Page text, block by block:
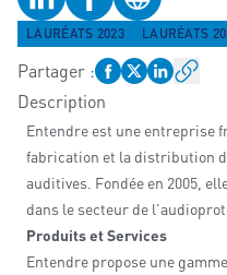
LAURÉATS 2023 LAURÉATS
Partager :
Description
Entendre est une entreprise
fabrication et la distribution
auditives. Fondée en 2005,
dans le secteur de
Produits et Services
Entendre propose une